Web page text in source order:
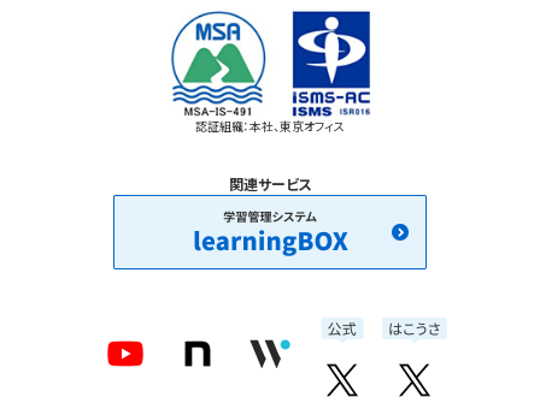
認証組織：本社、東京オフィス
関連サービス